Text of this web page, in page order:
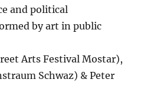
and political
by art in public
Arts Festival Mostar),
Schwaz) & Peter